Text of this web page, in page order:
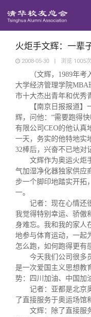
回馈
媒体
百年
校
校友
实
校友
总
关闭
火炬手文辉：一辈
2008-05-30 | 浏览 1005次
（文辉，1989年考
大学经济管理学院MBA
市十大杰出青年和优秀
【南京日报报道
辉，问他：“需要跑得
有限公司 CEO的他认真
一天，务实的他特地实
32棒后，兴奋不已地对
文辉作为奥运火炬
气加湿净化器独家供应
步一个脚印地踏实开拓
一。
记者：现在心情还
我觉得特别幸运、骄傲
身难忘。我和我的家人
地参与体育运动，一起
怎么跑，如何跑得更有
今天我们公司很多
是一次爱国主义思想教
势：四川加油、中国加
记者：亚都是北京
了直接服务于奥运场馆
文辉：除了直接服